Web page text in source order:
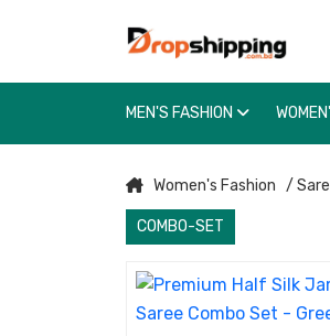
MEN'S FASHION
Women's Fashion /
COMBO-SET